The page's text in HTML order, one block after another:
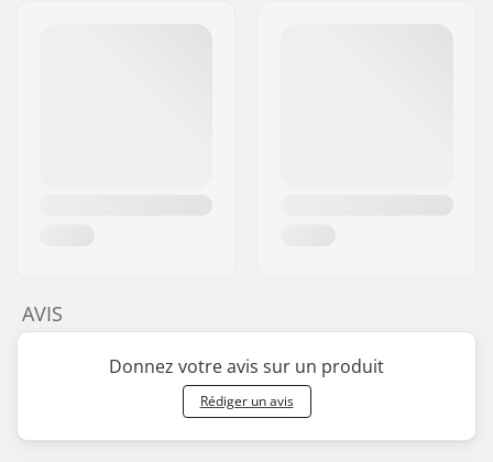
AVIS
Donnez votre avis sur un produit
Rédiger un avis